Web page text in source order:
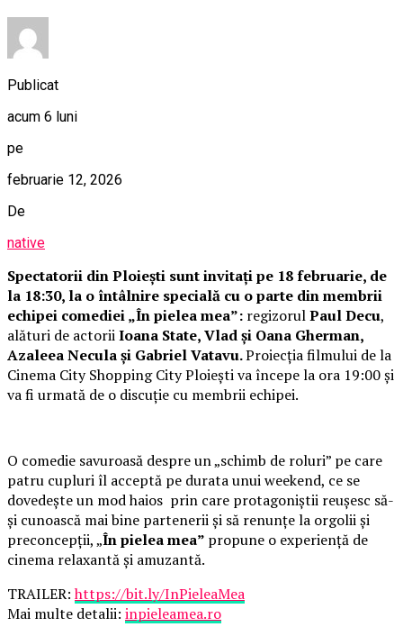
Publicat
acum 6 luni
pe
februarie 12, 2026
De
native
Spectatorii din Ploiești sunt invitați pe 18 februarie, de
la 18:30, la o întâlnire specială cu o parte din membrii
echipei comediei „În pielea mea”: regizorulPaul Decu,
alături de actoriiIoana State, Vlad și Oana Gherman,
Azaleea Necula și Gabriel Vatavu.Proiecția filmului de la
Cinema City Shopping City Ploiești va începe la ora 19:00 și
va fi urmată de o discuție cu membrii echipei.
O comedie savuroasă despre un „schimb de roluri” pe care
patru cupluri îl acceptă pe durata unui weekend, ce se
dovedește un mod haios prin care protagoniștii reușesc să-
și cunoască mai bine partenerii și să renunțe la orgolii și
preconcepții, „În pielea mea” propune o experiență de
cinema relaxantă și amuzantă.
TRAILER:https://bit.ly/InPieleaMea
Mai multe detalii: inpieleamea.ro